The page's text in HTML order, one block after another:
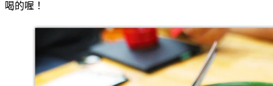
喝的喔！